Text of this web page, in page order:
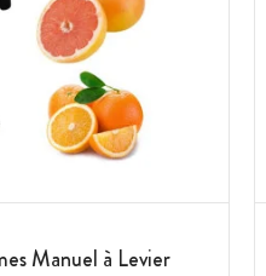
Manuel à Levier